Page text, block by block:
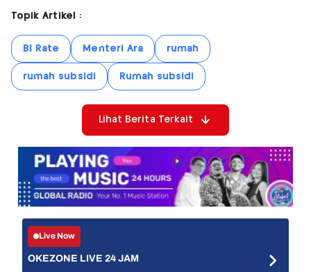
Topik Artikel :
BI Rate Menteri Ara rumah
rumah subsidi Rumah subsidi
Lihat Berita Terkait
Live Now
OKEZONE LIVE 24 JAM